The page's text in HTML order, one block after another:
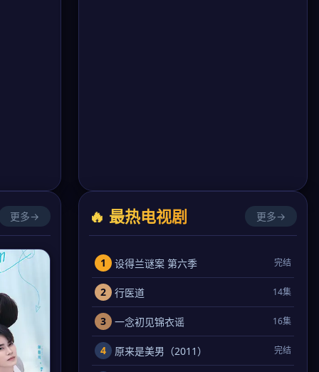
更多→ 🔥 最热电视剧 更多→
1 设得兰谜案 第六季 完结
2 行医道 14集
3 一念初见锦衣谣 16集
4 原来是美男（2011） 完结